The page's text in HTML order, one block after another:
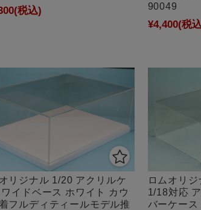
(税込)
90049
¥4,400(税
リジナル 1/20 アクリルケ
イドベース ホワイト カウ
フルディティールモデル推
ロムオリ
1/18対応
バーケー